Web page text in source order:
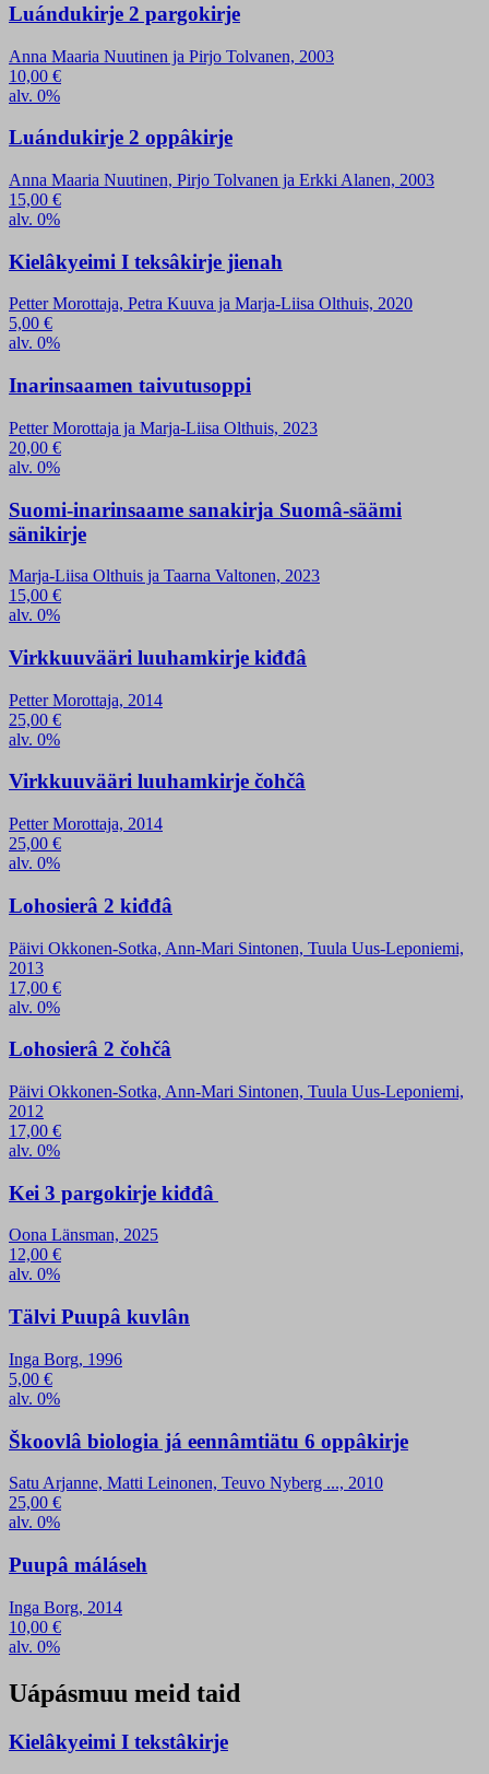
Luándukirje 2 pargokirje
Anna Maaria Nuutinen ja Pirjo Tolvanen, 2003
10,00 €
alv. 0%
Luándukirje 2 oppâkirje
Anna Maaria Nuutinen, Pirjo Tolvanen ja Erkki Alanen, 2003
15,00 €
alv. 0%
Kielâkyeimi I teksâkirje jienah
Petter Morottaja, Petra Kuuva ja Marja-Liisa Olthuis, 2020
5,00 €
alv. 0%
Inarinsaamen taivutusoppi
Petter Morottaja ja Marja-Liisa Olthuis, 2023
20,00 €
alv. 0%
Suomi-inarinsaame sanakirja Suomâ-säämi
sänikirje
Marja-Liisa Olthuis ja Taarna Valtonen, 2023
15,00 €
alv. 0%
Virkkuuvääri luuhamkirje kiđđâ
Petter Morottaja, 2014
25,00 €
alv. 0%
Virkkuuvääri luuhamkirje čohčâ
Petter Morottaja, 2014
25,00 €
alv. 0%
Lohosierâ 2 kiđđâ
Päivi Okkonen-Sotka, Ann-Mari Sintonen, Tuula Uus-Leponiemi,
2013
17,00 €
alv. 0%
Lohosierâ 2 čohčâ
Päivi Okkonen-Sotka, Ann-Mari Sintonen, Tuula Uus-Leponiemi,
2012
17,00 €
alv. 0%
Kei 3 pargokirje kiđđâ
Oona Länsman, 2025
12,00 €
alv. 0%
Tälvi Puupâ kuvlân
Inga Borg, 1996
5,00 €
alv. 0%
Škoovlâ biologia já eennâmtiätu 6 oppâkirje
Satu Arjanne, Matti Leinonen, Teuvo Nyberg ..., 2010
25,00 €
alv. 0%
Puupâ máláseh
Inga Borg, 2014
10,00 €
alv. 0%
Uápásmuu meid taid
Kielâkyeimi I tekstâkirje